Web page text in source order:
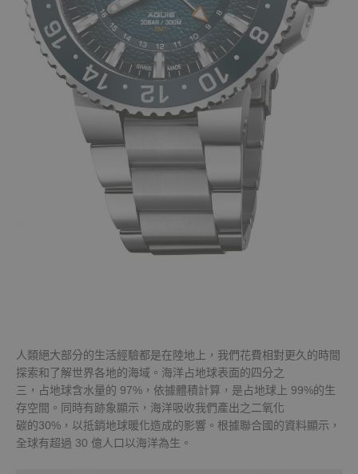
人類絕大部分的生活經驗都是在陸地上，我們花費相對更久的時間
探索和了解世界各地的海域。海洋占地球表面的四分之
三，占地球含水量的 97%，依據體積計算，是占地球上 99%的生
存空間。同時有跡象顯示，海洋吸收我們產出之二氧化
碳的30%，以抵銷地球暖化造成的影響。根據聯合國的資料顯示，
全球有超過 30 億人口以海洋為生。